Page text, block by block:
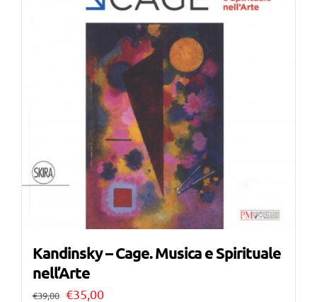
Kandinsky – Cage. Musica e Spirituale
nell’Arte
€39,00 Il
€35,00Il